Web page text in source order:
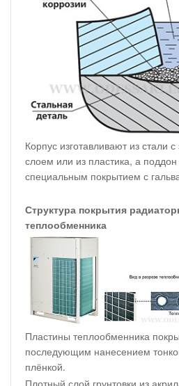
Корпус изготавливают из стали
слоем или из пластика, а
специальным покрытием с
Структура покрытия
теплообменника
Пластины теплообменника
последующим нанесением
плёнкой.